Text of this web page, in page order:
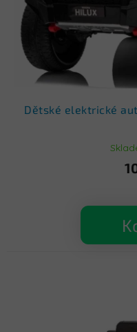
Dětské elektrické